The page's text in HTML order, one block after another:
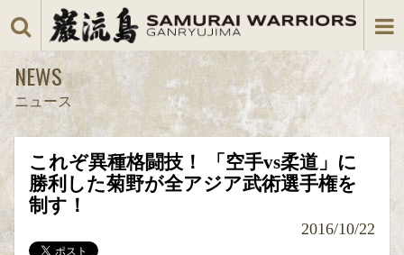
NEWS
ニュース
これぞ異種格闘技！ 「空手vs柔道」に
勝利した菊野が全アジア武術選手権を
制す！
2016/10/22